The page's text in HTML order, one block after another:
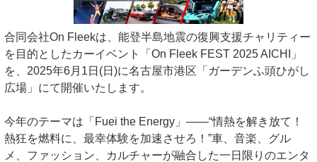
合同会社On Fleekは、能登半島地震の復興支援チャリティー
を目的としたカーイベント「On Fleek FEST 2025 AICHI」
を、2025年6月1日(日)に名古屋市港区「ガーデンふ頭ひがし
広場」にて開催いたします。
今年のテーマは「Fuei the Energy」――“情熱を解き放て！
熱狂を燃料に、最幸体験を加速させろ！”車、音楽、グル
メ、ファッション、カルチャーが融合した一日限りのエンタ